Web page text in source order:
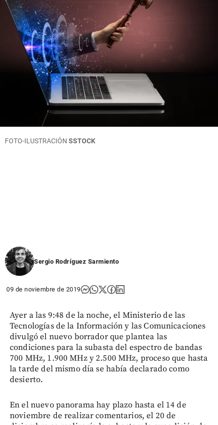
FOTO-ILUSTRACIÓN SSTOCK
Sergio Rodríguez Sarmiento
09 de noviembre de 2019
Ayer a las 9:48 de la noche, el Ministerio de las
Tecnologías de la Información y las Comunicaciones
divulgó el nuevo borrador que plantea las
condiciones para la subasta del espectro de bandas
700 MHz, 1.900 MHz y 2.500 MHz, proceso que hasta
la tarde del mismo día se había declarado como
desierto.
En el nuevo panorama hay plazo hasta el 14 de
noviembre de realizar comentarios, el 20 de